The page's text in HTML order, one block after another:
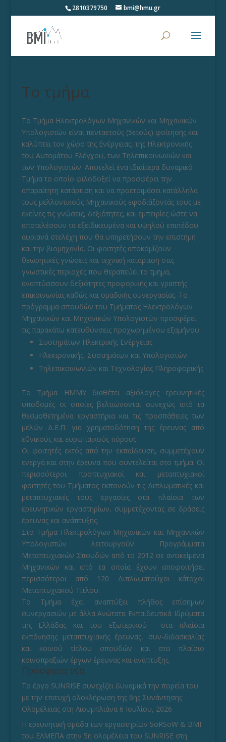
2810379750 bmi@hmu.gr
Το τμήμα
Το Τμήμα Ηλεκτρολόγων Μηχανικών και Μηχανικών
Υπολογιστών είναι πενταετούς (5ετούς) φοίτησης και
καλύπτει τον χώρο της Ενέργειας, της Ηλεκτρονικής
του Αυτομάτου Ελέγχου, των Τηλεπικοινωνιών και
των Υπολογιστών. Αποτελεί ένα ιδιαίτερα δυναμικό
Τμήμα το οποίο φιλοδοξεί να προσφέρει την
απαραίτητη κατάρτιση και να προετοιμάσει κατάλληλα
τους μελλοντικούς Μηχανικούς εφοδιάζοντάς τους με
εκείνες τις γνώσεις, δεξιότητες, και εμπειρίες ώστε να
αποτελέσουν τα εξειδικευμένα και υψηλού επιπέδου
αυριανά στελέχη που θα υπηρετήσουν την επιστήμη
και την βιομηχανία. Οι φοιτητές αποκομίζουν
θεωρητικές γνώσεις και τεχνική κατάρτιση στις
γνωστικές περιοχές που θεραπεύει το τμήμα,
αναπτύσσουν δεξιότητες προφορικής και γραπτής
επικοινωνίας καθώς και ομαδικής συνεργασίας. Το
πρόγραμμα σπουδών του Τμήματος Ηλεκτρολόγων
Μηχανικών και Μηχανικών Υπολογιστών προσφέρει
τις παρακάτω κατευθύνσεις προχωρημένου εξαμήνου:
Συστημάτων Ηλεκτρικής Ενέργειας
Ηλεκτρονικής, Συστημάτων και Υπολογιστών
Τηλεπικοινωνιών και Τεχνολογίας Πληροφορικής
Το Τμήμα ΗΜΜΥ διαθέτει αξιόλογες ερευνητικές
υποδομές οι οποίες βελτιώνονται συνεχώς από τα
θεσμοθετημένα εργαστήρια και τις προσπάθειες των
μελών Δ.Ε.Π. για χρηματοδότηση της έρευνας από
εθνικούς και ευρωπαϊκούς πόρους.
Οι φοιτητές εκτός από την εκπαίδευση, συμμετέχουν
ενεργά και στην έρευνα που συντελείται στο τμήμα. Οι
περισσότεροι προπτυχιακοί και μεταπτυχιακοί
φοιτητές του Τμήματος εκπονούν τις Διπλωματικές και
μεταπτυχιακές τους εργασίες στα πλαίσια των
ερευνητικών εργαστηρίων, συμμετέχοντας σε δράσεις
έρευνας και ανάπτυξης.
Στο Τμήμα Ηλεκτρολόγων Μηχανικών και Μηχανικών
Υπολογιστών λειτουργούν Προγράμματα
Μεταπτυχιακών Σπουδών από το 2012 σε αντικείμενα
Μηχανικών και από τα οποία έχουν αποφοιτήσει
περισσότεροι από 120 Διπλωματούχοι κάτοχοι
Μεταπτυχιακού Τίτλου.
Το Τμήμα έχει αναπτύξει πλήθος επίσημων
συνεργασιών με άλλα Ανώτατα Εκπαιδευτικά Ιδρύματα
της Ελλάδας και του εξωτερικού στα πλαίσια
εκπόνησης μεταπτυχιακής έρευνας, συν-διδασκαλίας
και κοινού τίτλου σπουδών και στο πλαίσιο
κοινοπραξιών έργων έρευνας και ανάπτυξης.
Πρόσφατα νέα
Το έργο SUNRISE συνεχίζει δυναμικά την πορεία του
με την επιτυχή ολοκλήρωση της 6ης Συνάντησης
Ολομέλειας στη Λιουμπλιάνα 6 Ιουλίου, 2026
Η ερευνητική ομάδα των εργαστηρίων SoRSoW & BMI
του ΕΛΜΕΠΑ στην 5η ολομέλεια του SUNRISE στη